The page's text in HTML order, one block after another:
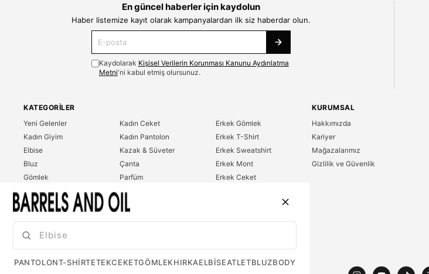
En güncel haberler için kaydolun
Haber listemize kayıt olarak kampanyalardan ilk siz haberdar olun.
Kaydolarak Kişisel Verilerin Korunması Kanunu Aydınlatma
Metni'ni kabul etmiş olursunuz.
KATEGORILER
Yeni Gelenler
Kadın Giyim
Elbise
Bluz
Gömlek
T-Shirt
Sweatshirt
Kadın Ceket
Kadın Pantolon
Kazak & Süveter
Çanta
Parfüm
Erkek Giyim
Erkek Gömlek
Erkek T-Shirt
Erkek Sweatshirt
Erkek Mont
Erkek Ceket
KURUMSAL
Hakkımızda
Kariyer
Mağazalarımız
Gizlilik ve Güvenlik
PANTOLONT-SHIRTETEKCEKETGÖMLEKHIRKAELBISEATLETBLUZBODY